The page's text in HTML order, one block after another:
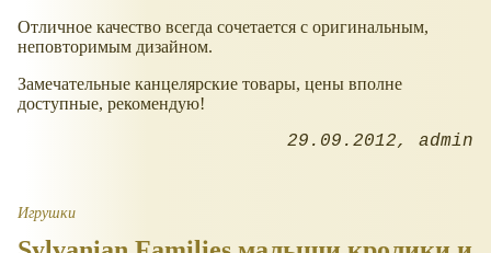
Отличное качество всегда сочетается с оригинальным,
неповторимым дизайном.
Замечательные канцелярские товары, цены вполне
доступные, рекомендую!
29.09.2012 admin
Игрушки